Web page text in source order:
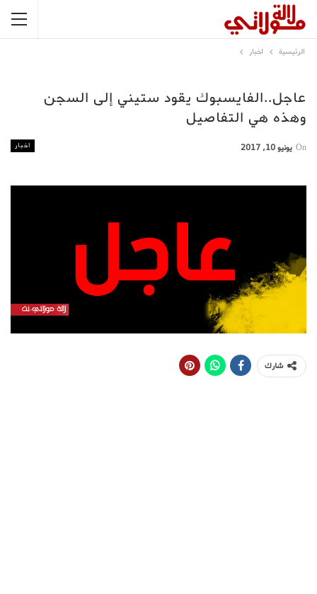
الرئيسية اخبار
عاجل..الفايسبوك يقود ستيني إلى السجن
وهذه هي التفاصيل
اخبار On يونيو 10, 2017
شارك